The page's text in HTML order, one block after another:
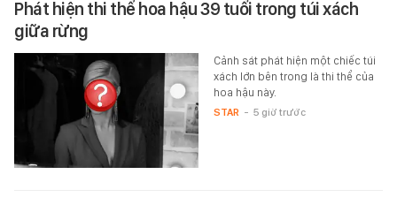
Phát hiện thi thể hoa hậu 39 tuổi trong túi xách
giữa rừng
Cảnh sát phát hiện một chiếc túi
xách lớn bên trong là thi thể của
hoa hậu này.
STAR - 5 giờ trước